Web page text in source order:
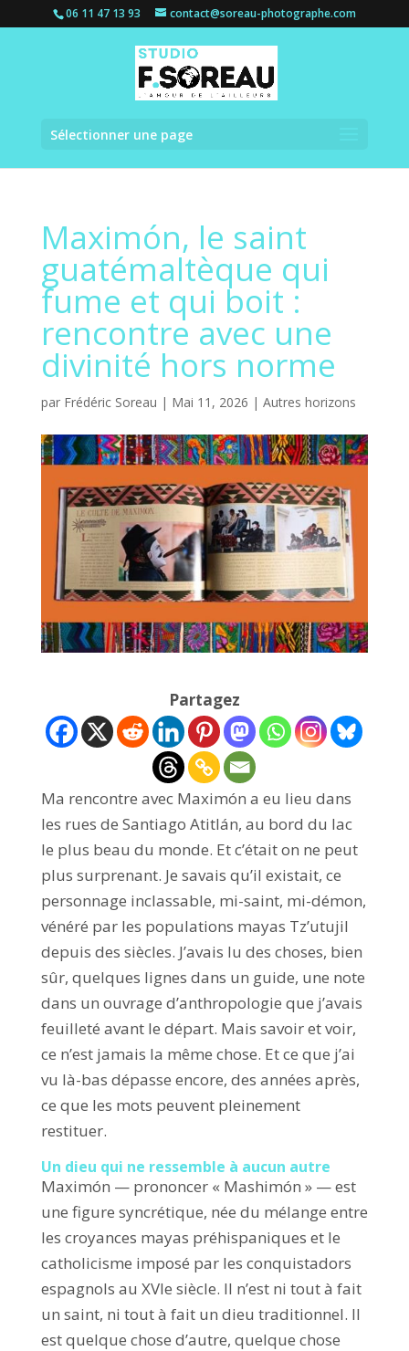
06 11 47 13 93 contact@soreau-photographe.com
Sélectionner une page
Maximón, le saint
guatémaltèque qui
fume et qui boit :
rencontre avec une
divinité hors norme
par Frédéric Soreau | Mai 11, 2026 | Autres horizons
Partagez
Ma rencontre avec Maximón a eu lieu dans
les rues de Santiago Atitlán, au bord du lac
le plus beau du monde. Et c’était on ne peut
plus surprenant. Je savais qu’il existait, ce
personnage inclassable, mi-saint, mi-démon,
vénéré par les populations mayas Tz’utujil
depuis des siècles. J’avais lu des choses, bien
sûr, quelques lignes dans un guide, une note
dans un ouvrage d’anthropologie que j’avais
feuilleté avant le départ. Mais savoir et voir,
ce n’est jamais la même chose. Et ce que j’ai
vu là-bas dépasse encore, des années après,
ce que les mots peuvent pleinement
restituer.
Un dieu qui ne ressemble à aucun autre
Maximón — prononcer « Mashimón » — est
une figure syncrétique, née du mélange entre
les croyances mayas préhispaniques et le
catholicisme imposé par les conquistadors
espagnols au XVIe siècle. Il n’est ni tout à fait
un saint, ni tout à fait un dieu traditionnel. Il
est quelque chose d’autre, quelque chose